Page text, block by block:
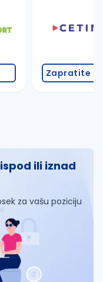
Zapratite
ili iznad
za vašu poziciju